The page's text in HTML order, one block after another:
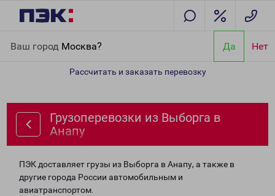
Ваш город Москва? Да Нет
Рассчитать и заказать перевозку
Грузоперевозки из Выборга в
Анапу
ПЭК доставляет грузы из Выборга в Анапу, а также в
другие города России автомобильным и
авиатранспортом.